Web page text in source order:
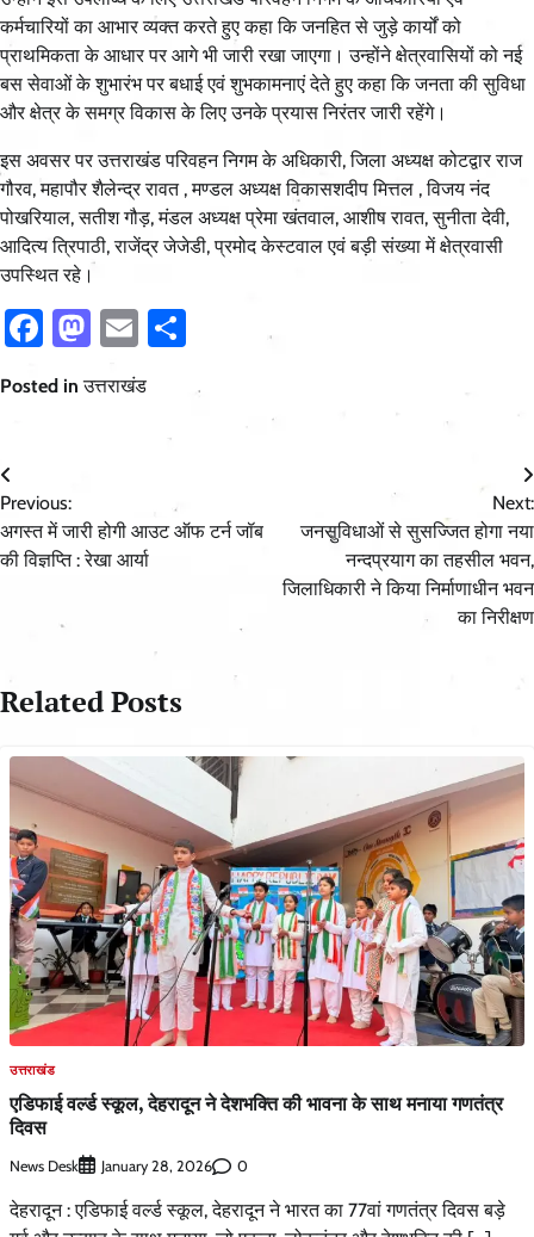
कर्मचारियों का आभार व्यक्त करते हुए कहा कि जनहित से जुड़े कार्यों को
प्राथमिकता के आधार पर आगे भी जारी रखा जाएगा। उन्होंने क्षेत्रवासियों को नई
बस सेवाओं के शुभारंभ पर बधाई एवं शुभकामनाएं देते हुए कहा कि जनता की सुविधा
और क्षेत्र के समग्र विकास के लिए उनके प्रयास निरंतर जारी रहेंगे।
इस अवसर पर उत्तराखंड परिवहन निगम के अधिकारी, जिला अध्यक्ष कोटद्वार राज
गौरव, महापौर शैलेन्द्र रावत , मण्डल अध्यक्ष विकासशदीप मित्तल , विजय नंद
पोखरियाल, सतीश गौड़, मंडल अध्यक्ष प्रेमा खंतवाल, आशीष रावत, सुनीता देवी,
आदित्य त्रिपाठी, राजेंद्र जेजेडी, प्रमोद केस्टवाल एवं बड़ी संख्या में क्षेत्रवासी
उपस्थित रहे।
Facebook
Mastodon
EmailShare
Posted inउत्तराखंड
Post
navigation
Previous:
अगस्त में जारी होगी आउट ऑफ टर्न जॉब
की विज्ञप्ति : रेखा आर्या
Next:
जनसुविधाओं से सुसज्जित होगा नया
नन्दप्रयाग का तहसील भवन,
जिलाधिकारी ने किया निर्माणाधीन भवन
का निरीक्षण
Related Posts
उत्तराखंड
एडिफाई वर्ल्ड स्कूल, देहरादून ने देशभक्ति की भावना के साथ मनाया गणतंत्र
दिवस
News Desk January 28, 2026 0
देहरादून : एडिफाई वर्ल्ड स्कूल, देहरादून ने भारत का 77वां गणतंत्र दिवस बड़े